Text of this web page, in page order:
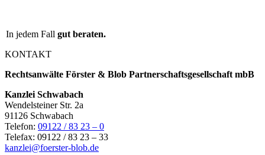
In jedem Fall gut beraten.
KONTAKT
Rechtsanwälte Förster & Blob Partnerschaftsgesellschaft mbB
Kanzlei Schwabach
Wendelsteiner Str. 2a
91126 Schwabach
Telefon: 09122 / 83 23 – 0
Telefax: 09122 / 83 23 – 33
kanzlei@foerster-blob.de